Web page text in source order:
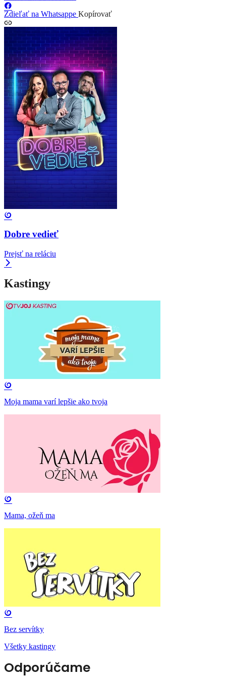
Zdieľať na Whatsappe Kopírovať
Dobre vedieť
Prejsť na reláciu
Kastingy
Moja mama varí lepšie ako tvoja
Mama, ožeň ma
Bez servítky
Všetky kastingy
Odporúčame